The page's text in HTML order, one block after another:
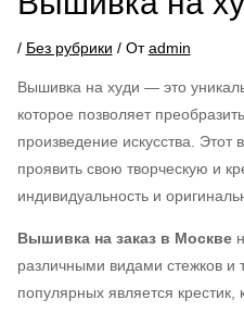
/ Без рубрики / Отadmin
Вышивка на худи — это
которое позволяет
произведение искусства. Этот
проявить свою творческую и
индивидуальность и
Вышивка на заказ в Москве
различными видами стежков
популярных является крестик,